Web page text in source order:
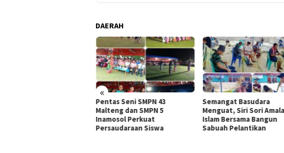
DAERAH
«
Pentas Seni SMPN 43
Malteng dan SMPN 5
Inamosol Perkuat
Persaudaraan Siswa
Semangat Basudara
Menguat, Siri Sori
Islam Bersama Bangun
Sabuah Pelantikan